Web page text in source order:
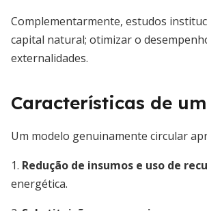
Complementarmente, estudos
capital natural; otimizar o
externalidades.
Características de
Um modelo genuinamente circular
1. Redução de insumos e uso de
energética.